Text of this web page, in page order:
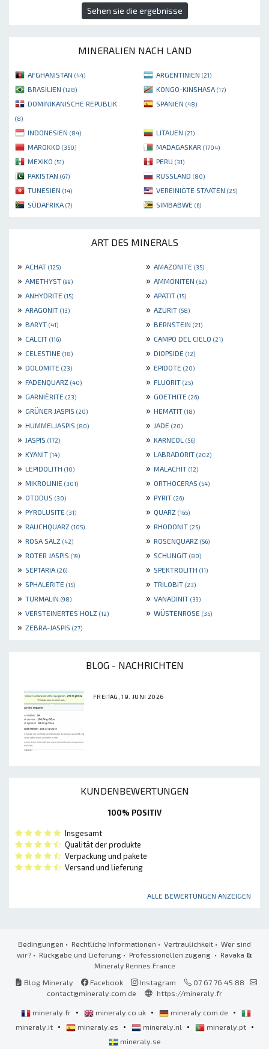
Sehen sie die ergebnisse
MINERALIEN NACH LAND
AFGHANISTAN (44) ARGENTINIEN (21)
BRASILIEN (128) KONGO-KINSHASA (17)
DOMINIKANISCHE REPUBLIK
(8)
SPANIEN (48)
INDONESIEN (84) LITAUEN (21)
MAROKKO (350) MADAGASKAR (1704)
MEXIKO (51) PERU (31)
PAKISTAN (67) RUSSLAND (80)
TUNESIEN (14) VEREINIGTE STAATEN (25)
SÜDAFRIKA (7) SIMBABWE (6)
ART DES MINERALS
» ACHAT (125) » AMAZONITE (35)
» AMETHYST (99) » AMMONITEN (62)
» ANHYDRITE (15) » APATIT (15)
» ARAGONIT (13) » AZURIT (58)
» BARYT (41) » BERNSTEIN (21)
» CALCIT (116) » CAMPO DEL CIELO (21)
» CELESTINE (18) » DIOPSIDE (12)
» DOLOMITE (23) » EPIDOTE (20)
» FADENQUARZ (40) » FLUORIT (25)
» GARNIÈRITE (23) » GOETHITE (26)
» GRÜNER JASPIS (20) » HEMATIT (18)
» HUMMELJASPIS (80) » JADE (20)
» JASPIS (172) » KARNEOL (56)
» KYANIT (14) » LABRADORIT (202)
» LEPIDOLITH (10) » MALACHIT (12)
» MIKROLINIE (301) » ORTHOCERAS (54)
» OTODUS (30) » PYRIT (26)
» PYROLUSITE (31) » QUARZ (165)
» RAUCHQUARZ (105) » RHODONIT (25)
» ROSA SALZ (42) » ROSENQUARZ (56)
» ROTER JASPIS (19) » SCHUNGIT (80)
» SEPTARIA (26) » SPEKTROLITH (11)
» SPHALERITE (15) » TRILOBIT (23)
» TURMALIN (98) » VANADINIT (39)
» VERSTEINERTES HOLZ (12) » WÜSTENROSE (35)
» ZEBRA-JASPIS (27)
BLOG - NACHRICHTEN
FREITAG, 19. JUNI 2026
KUNDENBEWERTUNGEN
100% POSITIV
Insgesamt
Qualität der produkte
Verpackung und pakete
Versand und lieferung
ALLE BEWERTUNGEN ANZEIGEN
Bedingungen • Rechtliche Informationen • Vertraulichkeit • Wer sind
wir? • Rückgabe und Lieferung • Professionellen zugang • Ravaka &
Mineraly Rennes France
Blog Mineraly
Facebook Instagram
07 67 76 45 88
contact@mineraly.com.de
https://mineraly.fr
mineraly.fr • mineraly.co.uk • mineraly.com.de •
mineraly.it • mineraly.es • mineraly.nl • mineraly.pt •
mineraly.se